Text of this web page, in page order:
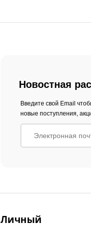
Новостная
Введите свой Email
новые поступления,
Личный